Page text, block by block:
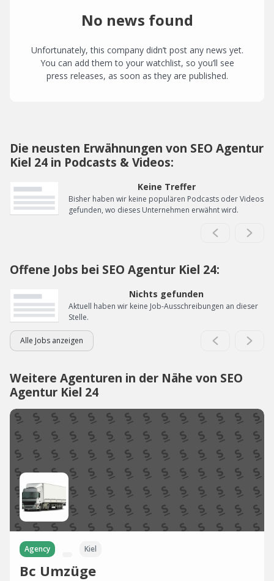
No news found
Unfortunately, this company didn’t post any news yet.
You can add them to your watchlist, so you’ll see
press releases, as soon as they are published.
Die neusten Erwähnungen von SEO Agentur
Kiel 24 in Podcasts & Videos:
Keine Treffer
Bisher haben wir keine populären Podcasts oder Videos
gefunden, wo dieses Unternehmen erwähnt wird.
Offene Jobs bei SEO Agentur Kiel 24:
Nichts gefunden
Aktuell haben wir keine Job-Ausschreibungen an dieser
Stelle.
Alle Jobs anzeigen
Weitere Agenturen in der Nähe von SEO
Agentur Kiel 24
Agency Kiel
Bc Umzüge